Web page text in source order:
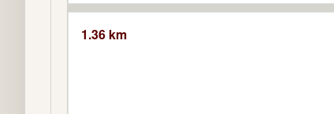
1.36 km